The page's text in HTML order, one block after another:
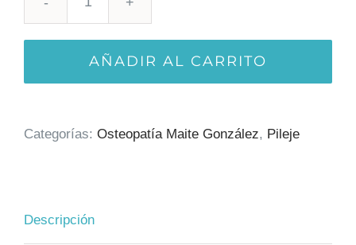
AÑADIR AL CARRITO
Categorías: Osteopatía Maite González, Pileje
Descripción